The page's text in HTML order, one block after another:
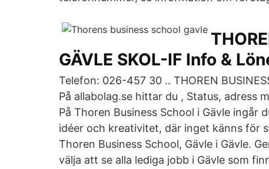
GÄVLE SKOL-IF Info &
Telefon: 026-457 30 .. THOREN
På allabolag.se hittar du , Status, adress
På Thoren Business School i Gävle
idéer och kreativitet, där inget känns för
Thoren Business School, Gävle i Gävle.
välja att se alla lediga jobb i Gävle som